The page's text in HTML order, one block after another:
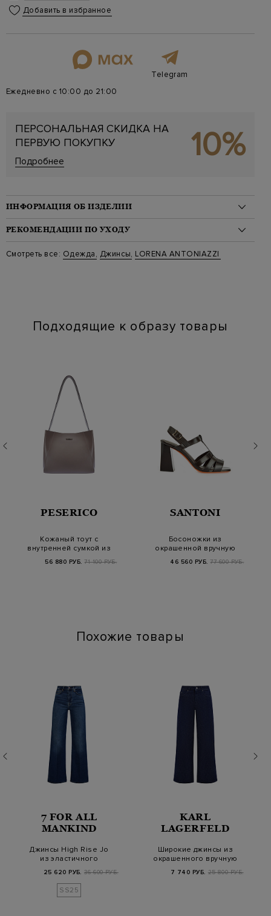
Добавить в избранное
Telegram
Ежедневно с 10:00 до 21:00
ПЕРСОНАЛЬНАЯ СКИДКА НА
ПЕРВУЮ ПОКУПКУ
Подробнее 10%
ИНФОРМАЦИЯ ОБ ИЗДЕЛИИ
Материал: хлопок 99%, эластан 1%
Стиль: Зауженные
Цвет: Бежевый
Артикул: p2646pa42b 0104
РЕКОМЕНДАЦИИ ПО УХОДУ
Стирка: Обычная стирка при температуре воды до 30 градусов
Отбеливание: Отбеливание запрещено
Смотреть все: Одежда, Джинсы, LORENA ANTONIAZZI
Подходящие к образу товары
PESERICO
Кожаный тоут с
внутренней сумкой из
канваса
56 880 РУБ. 71 100 РУБ.
SANTONI
Босоножки из
окрашенной вручную
кожи на устойчивом
каб…
46 560 РУБ. 77 600 РУБ.
Похожие товары
7 FOR ALL
MANKIND
Джинсы High Rise Jo
из эластичного
25 620 РУБ. 36 600 РУБ.
SS25
KARL
LAGERFELD
Широкие джинсы из
окрашенного вручную
7 740 РУБ. 25 800 РУБ.